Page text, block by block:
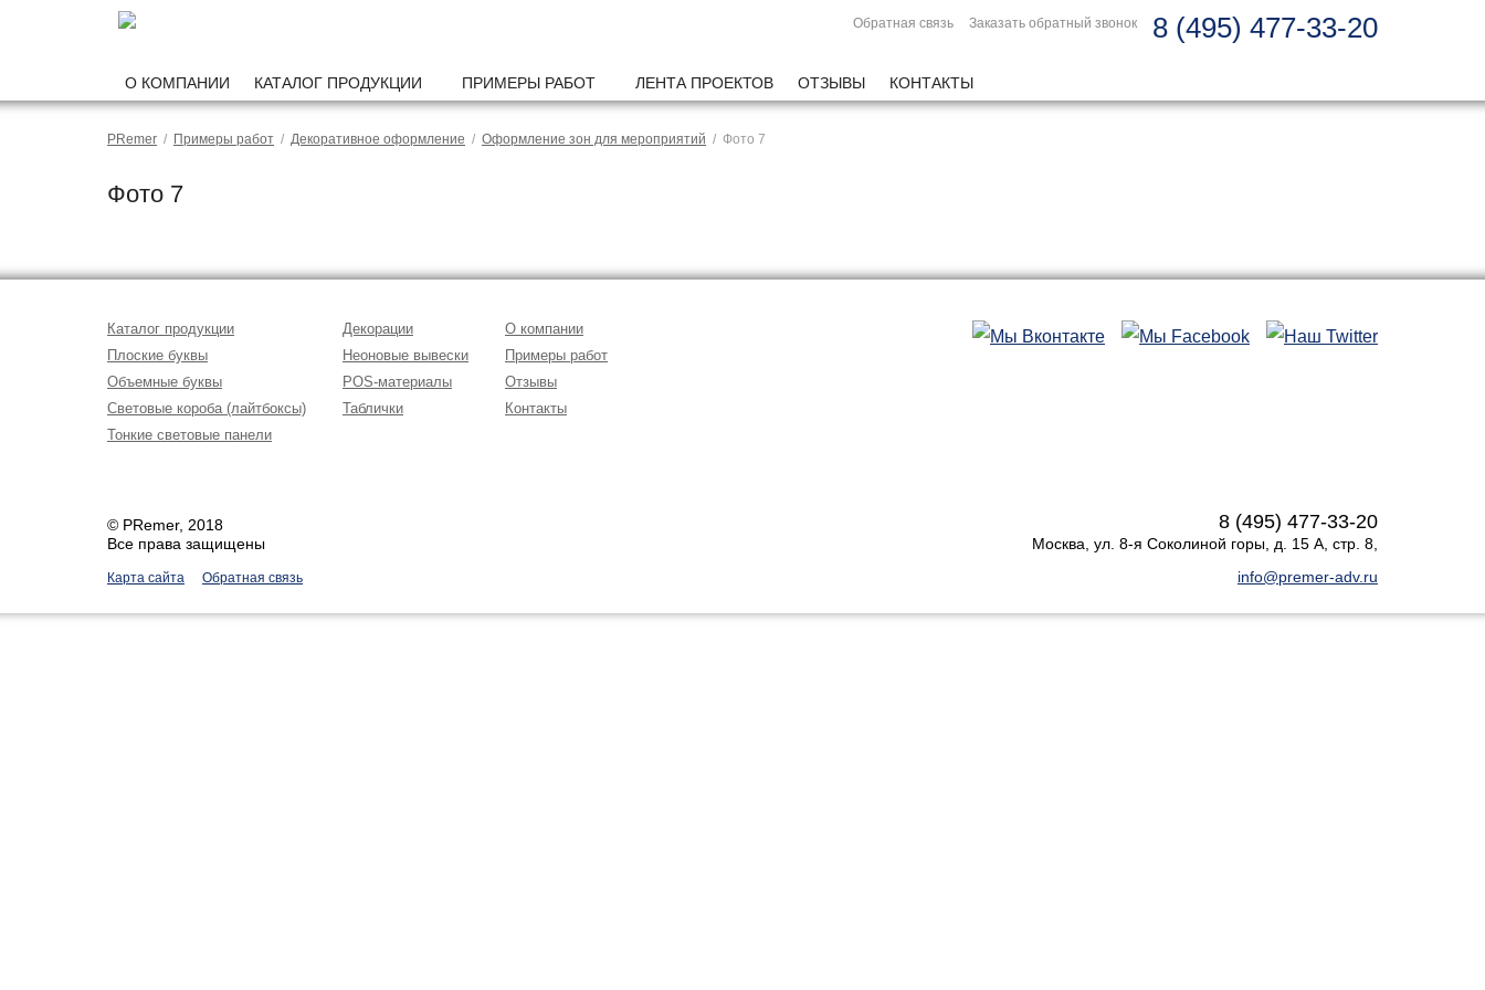
Обратная связь Заказать обратный звонок 8 (495) 477-33-20
О КОМПАНИИ КАТАЛОГ ПРОДУКЦИИ ПРИМЕРЫ РАБОТ ЛЕНТА ПРОЕКТОВ ОТЗЫВЫ КОНТАКТЫ
PRemer / Примеры работ / Декоративное оформление / Оформление зон для мероприятий / Фото 7
Фото 7
Каталог продукции
Плоские буквы
Объемные буквы
Световые короба (лайтбоксы)
Тонкие световые панели
Декорации
Неоновые вывески
POS-материалы
Таблички
О компании
Примеры работ
Отзывы
Контакты
© PRemer, 2018
Все права защищены
Карта сайта Обратная связь
8 (495) 477-33-20
Москва ул. 8-я Соколиной горы, д. 15 А, стр. 8
info@premer-adv.ru